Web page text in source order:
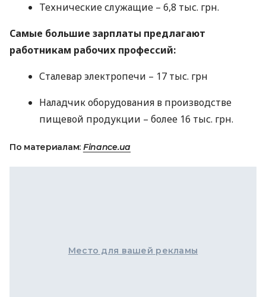
Технические служащие – 6,8 тыс. грн.
Самые большие зарплаты предлагают
работникам рабочих профессий:
Сталевар электропечи – 17 тыс. грн
Наладчик оборудования в производстве
пищевой продукции – более 16 тыс. грн.
По материалам: Finance.ua
Место для вашей рекламы